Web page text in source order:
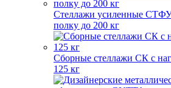
Стеллажи усиленные
полку до 200 кг
Сборные стеллажи СК с
125 кг